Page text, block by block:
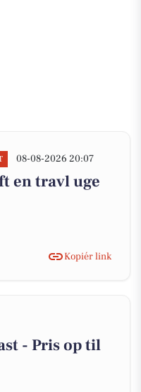
08-08-2026 20:07
en travl uge
Kopiér link
- Pris op til